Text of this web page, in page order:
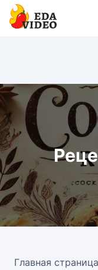
Главная страница